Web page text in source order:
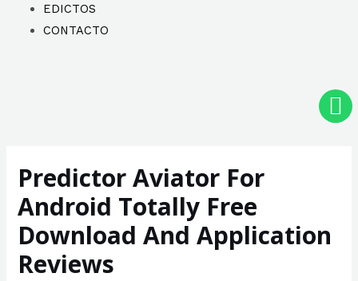
EDICTOS
CONTACTO
Predictor Aviator For
Android Totally Free
Download And Application
Reviews